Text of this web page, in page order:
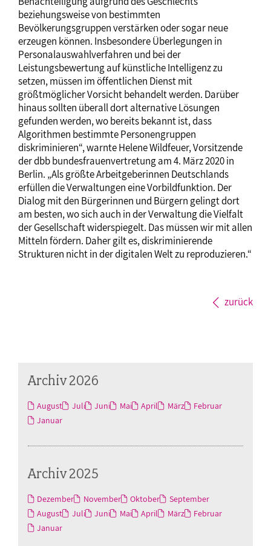
beziehungsweise von bestimmten
Bevölkerungsgruppen verstärken oder sogar neue
erzeugen können. Insbesondere Überlegungen in
Personalauswahlverfahren und bei der
Leistungsbewertung auf künstliche Intelligenz zu
setzen, müssen im öffentlichen Dienst mit
größtmöglicher Vorsicht behandelt werden. Darüber
hinaus sollten überall dort alternative Lösungen
gefunden werden, wo bereits bekannt ist, dass
Algorithmen bestimmte Personengruppen
diskriminieren“, warnte Helene Wildfeuer, Vorsitzende
der dbb bundesfrauenvertretung am 4. März 2020 in
Berlin. „Als größte Arbeitgeberinnen Deutschlands
erfüllen die Verwaltungen eine Vorbildfunktion. Der
Dialog mit den Bürgerinnen und Bürgern gelingt dort
am besten, wo sich auch in der Verwaltung die Vielfalt
der Gesellschaft widerspiegelt. Das müssen wir mit allen
Mitteln fördern. Daher gilt es, diskriminierende
Strukturen nicht in der digitalen Welt zu reproduzieren.“
zurück
Archiv 2026
August Juli Juni Mai April März
Februar
Januar
Archiv 2025
Dezember November Oktober
September
August
Juli Juni Mai April März
Februar
Januar